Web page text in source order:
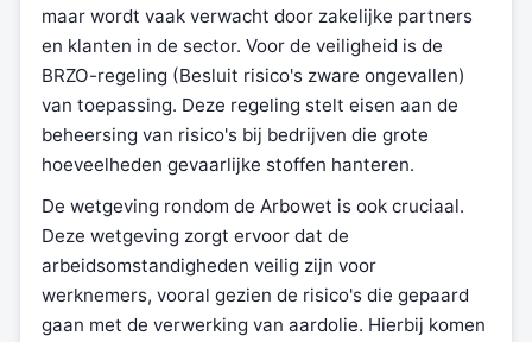
maar wordt vaak verwacht door zakelijke partners
en klanten in de sector. Voor de veiligheid is de
BRZO-regeling (Besluit risico's zware ongevallen)
van toepassing. Deze regeling stelt eisen aan de
beheersing van risico's bij bedrijven die grote
hoeveelheden gevaarlijke stoffen hanteren.
De wetgeving rondom de Arbowet is ook cruciaal.
Deze wetgeving zorgt ervoor dat de
arbeidsomstandigheden veilig zijn voor
werknemers, vooral gezien de risico's die gepaard
gaan met de verwerking van aardolie. Hierbij komen